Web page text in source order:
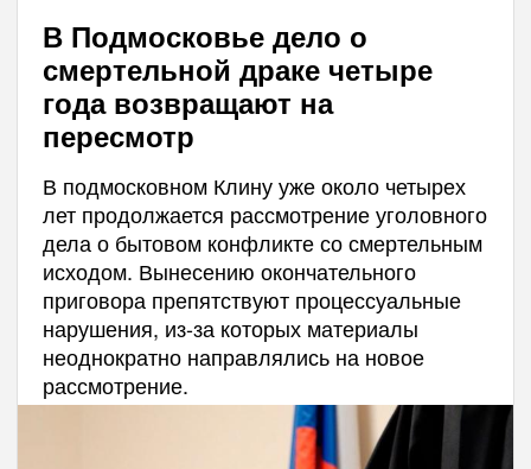
В Подмосковье дело о
смертельной драке четыре
года возвращают на
пересмотр
В подмосковном Клину уже около четырех
лет продолжается рассмотрение уголовного
дела о бытовом конфликте со смертельным
исходом. Вынесению окончательного
приговора препятствуют процессуальные
нарушения, из-за которых материалы
неоднократно направлялись на новое
рассмотрение.